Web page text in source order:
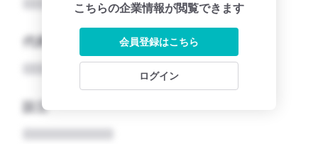
代表者
設立
こちらの企業情報が閲覧できます
会員登録はこちら
ログイン